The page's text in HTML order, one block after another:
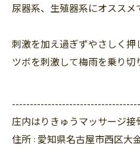
尿器系、生殖器系にオススメ
刺激を加え過ぎずやさしく押
ツボを刺激して梅雨を乗り切
庄内はりきゅうマッサージ接
住所 : 愛知県名古屋市西区大